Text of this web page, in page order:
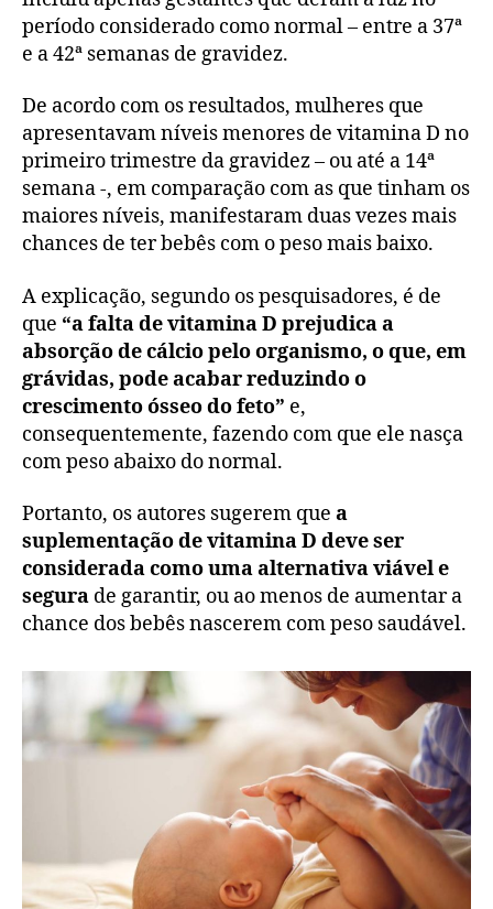
período considerado como normal – entre a 37ª
e a 42ª semanas de gravidez.
De acordo com os resultados, mulheres que
apresentavam níveis menores de vitamina D no
primeiro trimestre da gravidez – ou até a 14ª
semana -, em comparação com as que tinham os
maiores níveis, manifestaram duas vezes mais
chances de ter bebês com o peso mais baixo.
A explicação, segundo os pesquisadores, é de
que “a falta de vitamina D prejudica a
absorção de cálcio pelo organismo, o que, em
grávidas, pode acabar reduzindo o
crescimento ósseo do feto” e,
consequentemente, fazendo com que ele nasça
com peso abaixo do normal.
Portanto, os autores sugerem que a
suplementação de vitamina D deve ser
considerada como uma alternativa viável e
segura de garantir, ou ao menos de aumentar a
chance dos bebês nascerem com peso saudável.